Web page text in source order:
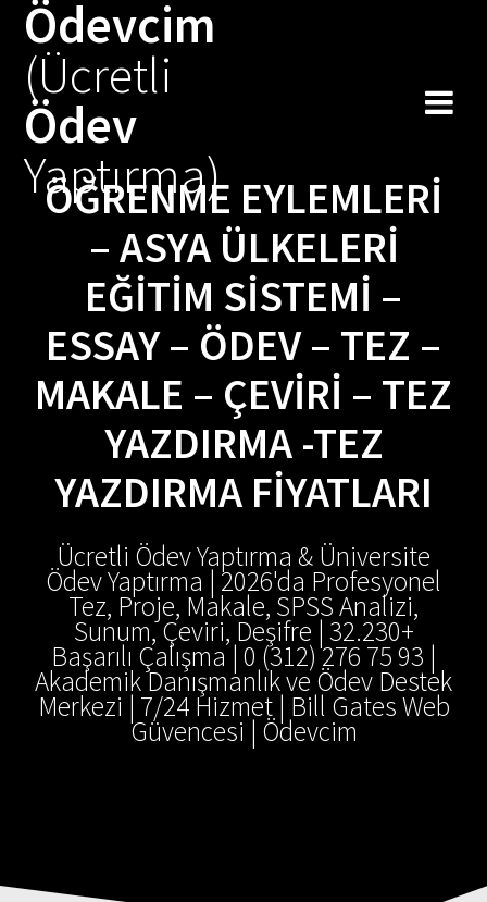
Ödevcim
(Ücretli
Ödev
Yaptırma)
ÖĞRENME EYLEMLERİ
– ASYA ÜLKELERI
EĞITIM SISTEMI –
ESSAY – ÖDEV – TEZ –
MAKALE – ÇEVIRI – TEZ
YAZDIRMA -TEZ
YAZDIRMA FIYATLARI
Ücretli Ödev Yaptırma & Üniversite
Ödev Yaptırma | 2026'da Profesyonel
Tez, Proje, Makale, SPSS Analizi,
Sunum, Çeviri, Deşifre | 32.230+
Başarılı Çalışma | 0 (312) 276 75 93 |
Akademik Danışmanlık ve Ödev Destek
Merkezi | 7/24 Hizmet | Bill Gates Web
Güvencesi | Ödevcim